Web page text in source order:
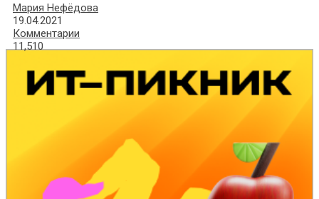
Мария Нефёдова
19.04.2021
Комментарии
11,510